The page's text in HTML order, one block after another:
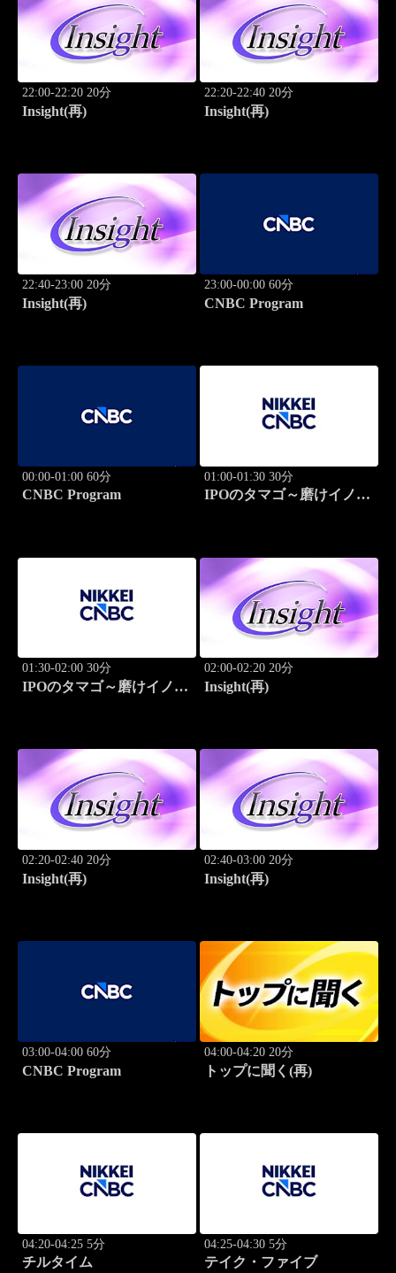
22:00-22:20 20分
Insight(再)
22:20-22:40 20分
Insight(再)
22:40-23:00 20分
Insight(再)
23:00-00:00 60分
CNBC Program
00:00-01:00 60分
CNBC Program
01:00-01:30 30分
IPOのタマゴ～磨けイノベ
01:30-02:00 30分
IPOのタマゴ～磨けイノベ
02:00-02:20 20分
Insight(再)
02:20-02:40 20分
Insight(再)
02:40-03:00 20分
Insight(再)
03:00-04:00 60分
CNBC Program
04:00-04:20 20分
トップに聞く(再)
04:20-04:25 5分
チルタイム
04:25-04:30 5分
テイク・ファイブ